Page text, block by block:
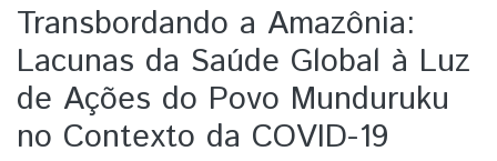
Transbordando a Amazônia:
Lacunas da Saúde Global à Luz
de Ações do Povo Munduruku
no Contexto da COVID-19